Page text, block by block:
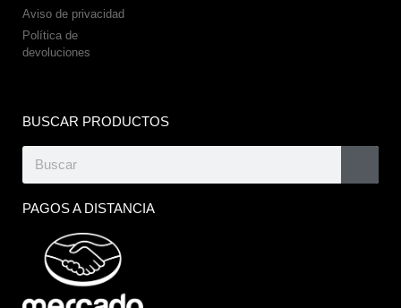
Aviso de privacidad
Política de
devoluciones
BUSCAR PRODUCTOS
PAGOS A DISTANCIA